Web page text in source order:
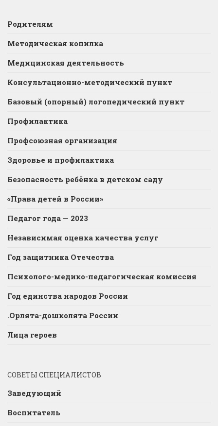
Родителям
Методическая копилка
Медицинская деятельность
Консультационно-методический пункт
Базовый (опорный) логопедический пункт
Профилактика
Профсоюзная организация
Здоровье и профилактика
Безопасность ребёнка в детском саду
«Права детей в России»
Педагог года — 2023
Независимая оценка качества услуг
Год защитника Отечества
Психолого-медико-педагогическая комиссия
Год единства народов России
.Орлята-дошколята России
Лица героев
СОВЕТЫ СПЕЦИАЛИСТОВ
Заведующий
Воспитатель